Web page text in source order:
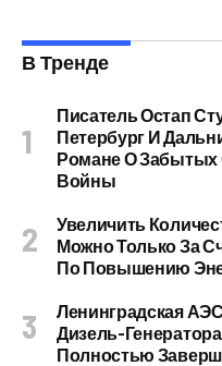
В Тренде
Писатель Остап
Петербург И
Романе О Забытых
Войны
Увеличить
Можно Только За
По Повышению
Ленинградская
Дизель-
Полностью